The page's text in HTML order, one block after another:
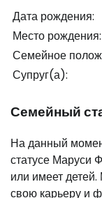
Дата рождения:
Место рождения:
Семейное
Супруг(а):
Семейный
На данный
статусе Маруси
или имеет
свою карьеру и